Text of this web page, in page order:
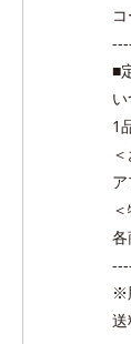
■
1
※